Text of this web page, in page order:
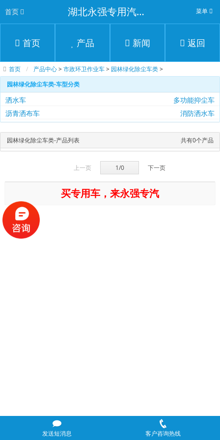
首页 湖北永强专用汽车有限公司 菜单
首页 产品 新闻 返回
首页 产品中心>市政环卫作业车> 园林绿化除尘车类>
园林绿化除尘车类-车型分类
洒水车
多功能抑尘车
沥青洒布车
消防洒水车
园林绿化除尘车类-产品列表 共有0个产品
上一页 1/0 下一页
买专用车，来永强专汽
发送短消息 客户咨询热线